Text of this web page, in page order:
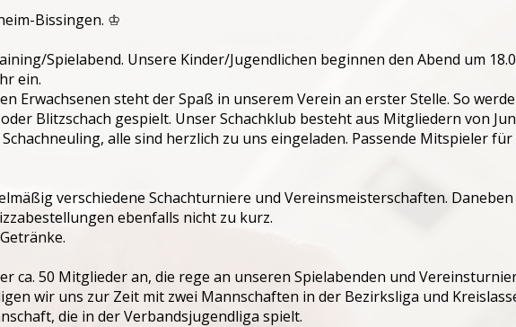
Bissingen. ♔
Spielabend. Unsere Kinder/Jugendlichen beginnen den Abend um
ein.
Erwachsenen steht der Spaß in unserem Verein an erster Stelle. So
Blitzschach gespielt. Unser Schachklub besteht aus Mitgliedern von
alle sind herzlich zu uns eingeladen. Passende Mitspieler
verschiedene Schachturniere und Vereinsmeisterschaften.
ebenfalls nicht zu kurz.
ca. 50 Mitglieder an, die rege an unseren Spielabenden und
wir uns zur Zeit mit zwei Mannschaften in der Bezirksliga und
die in der Verbandsjugendliga spielt.